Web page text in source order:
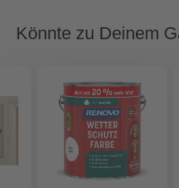
Könnte zu Deinem